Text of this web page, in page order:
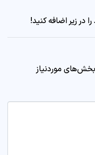
در زیر اضافه کنید!
بخش‌های موردنیاز